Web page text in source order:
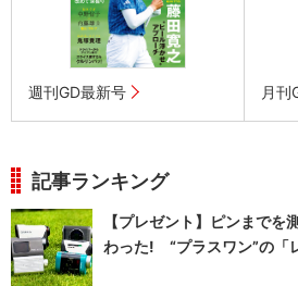
週刊GD最新号 月刊
記事ランキング
【プレゼント】ピンまでを
わった! “プラスワン”の「